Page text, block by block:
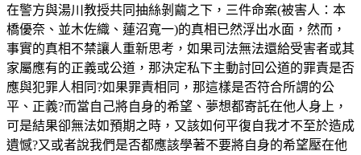
在警方與湯川教授共同抽絲剝繭之下，三件命案(被害人：本
橋優奈、並木佐織 、蓮沼寬一)的真相已然浮出水面，然而，
事實的真相不禁讓人重新思考，如果司法無法還給受害者或其
家屬應有的正義或公道，那決定私下主動討回公道的罪責是否
應與犯罪人相同?如果罪責相同，那這樣是否符合所謂的公
平、正義?而當自己將自身的希望、夢想都寄託在他人身上，
可是結果卻無法如預期之時，又該如何平復自我才不至於造成
遺憾?又或者說我們是否都應該學著不要將自身的希望壓在他